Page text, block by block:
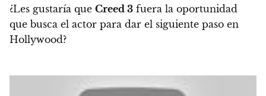
¿Les gustaría que Creed 3 fuera la oportunidad
que busca el actor para dar el siguiente paso en
Hollywood?